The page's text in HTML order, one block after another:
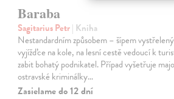
Baraba
Sagitarius Petr| Kniha
Nestandardním způsobem – šípem
vyjížďce na kole, na lesní cestě vedoucí k
zabit bohatý podnikatel. Případ vyšetřuje
ostravské kriminálky…
Zasielame do 12 dní